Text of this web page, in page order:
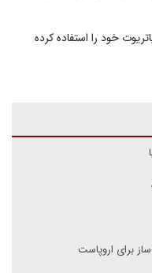
پاتریوت خود را استفاده کرده
برای اروپاست